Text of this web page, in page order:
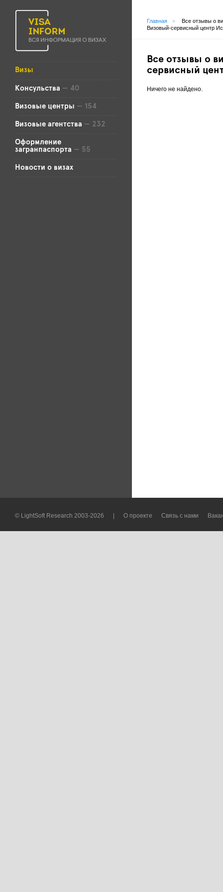
Визы
Консульства — 40
Визовые центры — 154
Визовые агентства — 232
Оформление
загранпаспорта — 55
Новости о визах
Главная »
Все отзывы о
Визовый-сервисный центр
Все отзывы о
сервисный
Ничего не найдено.
© LightSoft Research 2003-2026 О проекте Связь с нами